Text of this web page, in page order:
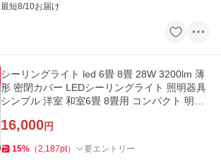
最短8/10お届け
シーリングライト led 6畳 8畳 28W 3200lm 薄
形 密閉カバー LEDシーリングライト 照明器具
シンプル 洋室 和室6畳 8畳用 コンパクト 明る
16,000円
15% （2,187pt） 要エントリー